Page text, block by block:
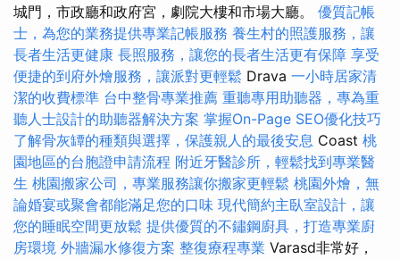
城門，市政廳和政府宮，劇院大樓和市場大廳。 優質記帳
士，為您的業務提供專業記帳服務 養生村的照護服務，讓
長者生活更健康 長照服務，讓您的長者生活更有保障 享受
便捷的到府外燴服務，讓派對更輕鬆 Drava 一小時居家清
潔的收費標準 台中整骨專業推薦 重聽專用助聽器，專為重
聽人士設計的助聽器解決方案 掌握On-Page SEO優化技巧
了解骨灰罈的種類與選擇，保護親人的最後安息 Coast 桃
園地區的台胞證申請流程 附近牙醫診所，輕鬆找到專業醫
生 桃園搬家公司，專業服務讓你搬家更輕鬆 桃園外燴，無
論婚宴或聚會都能滿足您的口味 現代簡約主臥室設計，讓
您的睡眠空間更放鬆 提供優質的不鏽鋼廚具，打造專業廚
房環境 外牆漏水修復方案 整復療程專業 Varasd非常好，